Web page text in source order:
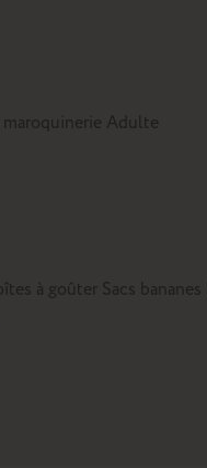
Adulte
à goûter Sacs bananes